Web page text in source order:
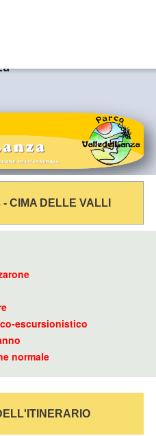
CIMA DELLE VALLI
escursionistico
normale